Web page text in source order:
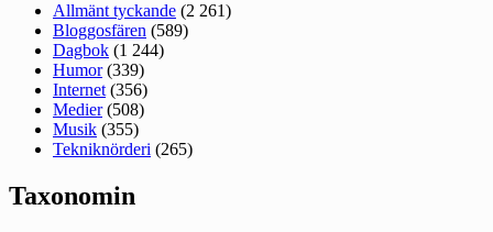
Allmänt tyckande (2 261)
Bloggosfären (589)
Dagbok (1 244)
Humor(339)
Internet (356)
Medier(508)
Musik (355)
Tekniknörderi (265)
Taxonomin